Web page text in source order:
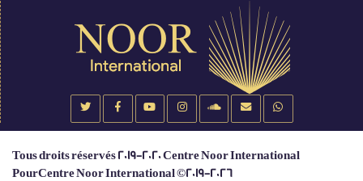
Tous droits réservés 2019-2020 Centre Noor International
PourCentre Noor International ©2019-2026